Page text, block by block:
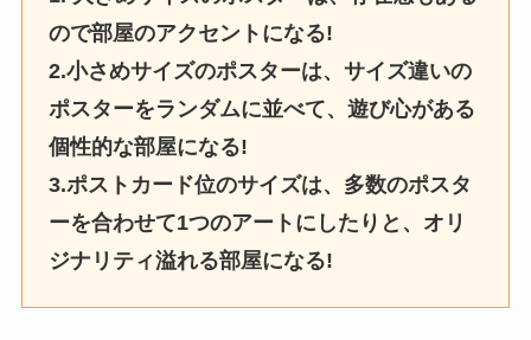
ので部屋のアクセントになる!
2.小さめサイズのポスターは、サイズ違いの
ポスターをランダムに並べて、遊び心がある
個性的な部屋になる!
3.ポストカード位のサイズは、多数のポスタ
ーを合わせて1つのアートにしたりと、オリ
ジナリティ溢れる部屋になる!